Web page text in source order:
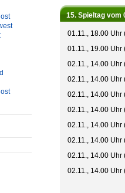
15. Spieltag vom
01.11., 18.00 Uhr
01.11., 19.00 Uhr
02.11., 14.00 Uhr
02.11., 14.00 Uhr
02.11., 14.00 Uhr
02.11., 14.00 Uhr
02.11., 14.00 Uhr
02.11., 14.00 Uhr
02.11., 14.00 Uhr
02.11., 14.00 Uhr